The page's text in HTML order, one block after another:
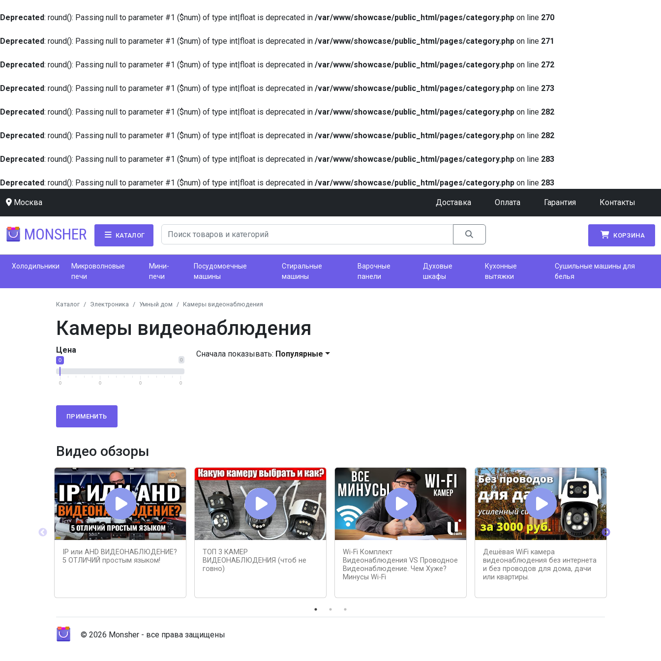
Deprecated: round(): Passing null to parameter #1 ($num) of type int|float is deprecated in /var/www/showcase/public_html/pages/category.php on line 270
Deprecated: round(): Passing null to parameter #1 ($num) of type int|float is deprecated in /var/www/showcase/public_html/pages/category.php on line 271
Deprecated: round(): Passing null to parameter #1 ($num) of type int|float is deprecated in /var/www/showcase/public_html/pages/category.php on line 272
Deprecated: round(): Passing null to parameter #1 ($num) of type int|float is deprecated in /var/www/showcase/public_html/pages/category.php on line 273
Deprecated: round(): Passing null to parameter #1 ($num) of type int|float is deprecated in /var/www/showcase/public_html/pages/category.php on line 282
Deprecated: round(): Passing null to parameter #1 ($num) of type int|float is deprecated in /var/www/showcase/public_html/pages/category.php on line 282
Deprecated: round(): Passing null to parameter #1 ($num) of type int|float is deprecated in /var/www/showcase/public_html/pages/category.php on line 283
Deprecated: round(): Passing null to parameter #1 ($num) of type int|float is deprecated in /var/www/showcase/public_html/pages/category.php on line 283
Москва Доставка Оплата Гарантия Контакты
MONSHER КАТАЛОГ КОРЗИНА
Холодильники
Микроволновые
печи
Мини-
печи
Посудомоечные
машины
Стиральные
машины
Варочные
панели
Духовые
шкафы
Кухонные
вытяжки
Сушильные машины для
белья
Каталог Электроника Умный дом Камеры видеонаблюдения
Камеры видеонаблюдения
Цена
0
0
0 0 0 0
ПРИМЕНИТЬ
Сначала показывать: Популярные
Видео обзоры
IP или AHD ВИДЕОНАБЛЮДЕНИЕ?
5 ОТЛИЧИЙ простым языком!
ТОП 3 КАМЕР
ВИДЕОНАБЛЮДЕНИЯ (чтоб не
говно)
Wi-Fi Комплект
Видеонаблюдения VS Проводное
Видеонаблюдение. Чем Хуже?
Минусы Wi-Fi
Дешёвая WiFi камера
видеонаблюдения без интернета
и без проводов для дома, дачи
или квартиры.
© 2026 Monsher - все права защищены